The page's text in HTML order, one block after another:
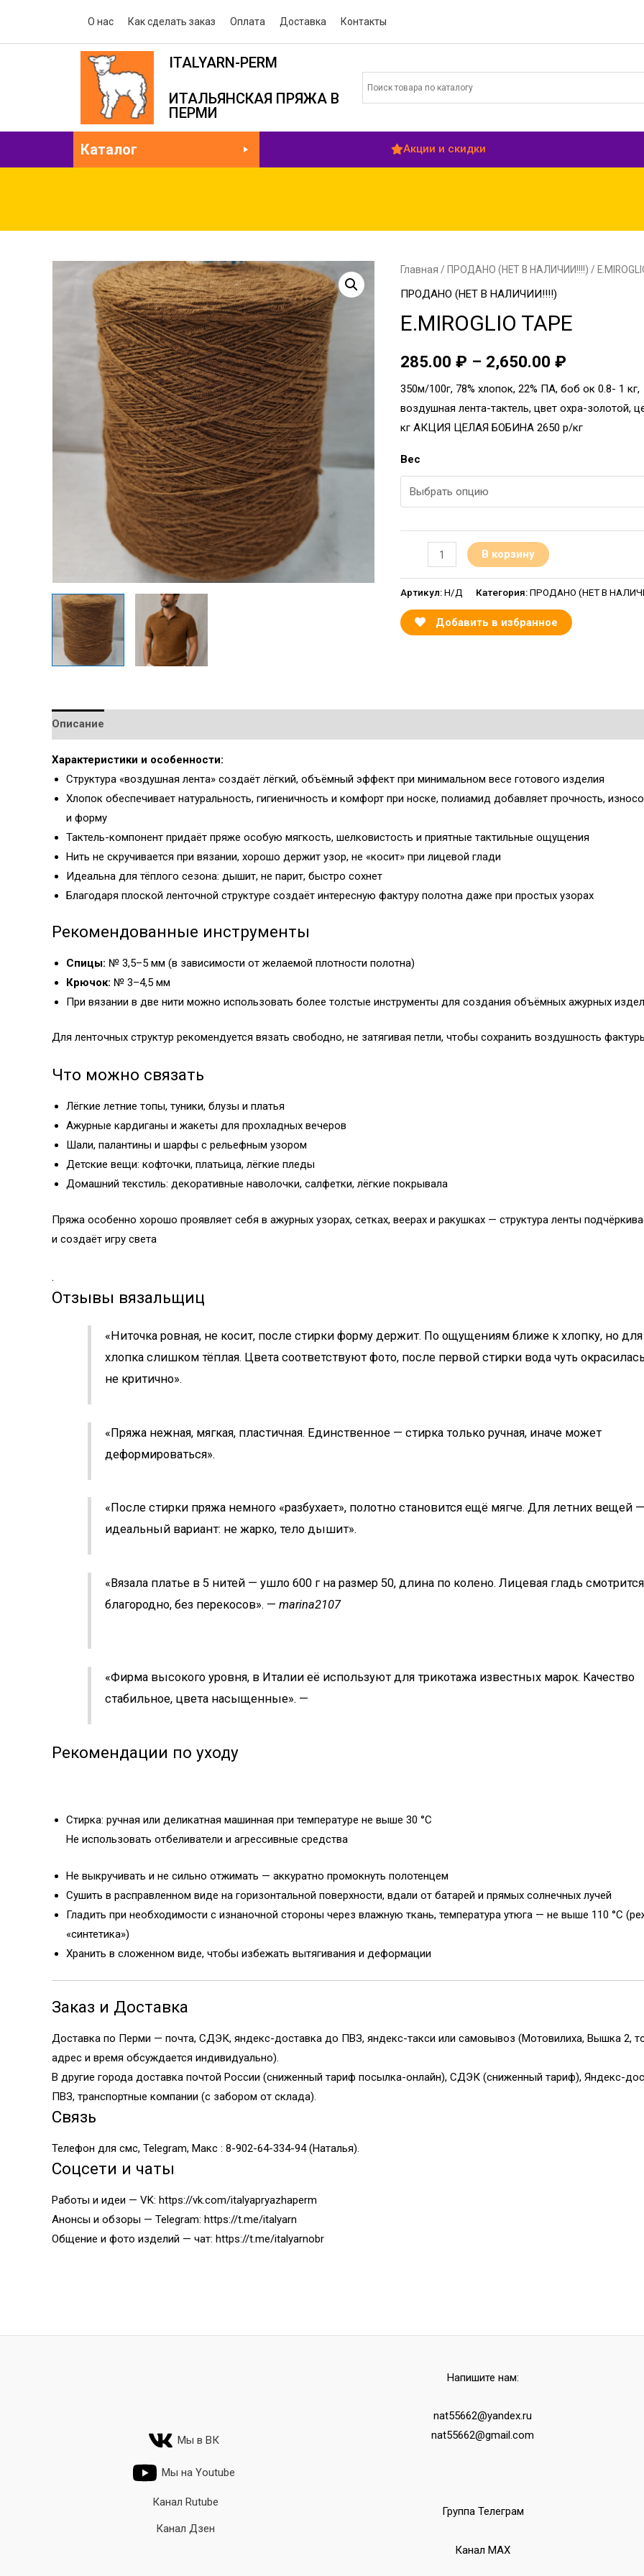
О нас Как сделать заказ Оплата Доставка Контакты
ITALYARN-PERM
ИТАЛЬЯНСКАЯ ПРЯЖА В
ПЕРМИ
Каталог Акции и скидки
Главная / ПРОДАНО (НЕТ В НАЛИЧИИ!!!!) /
ПРОДАНО (НЕТ В НАЛИЧИИ!!!!)
E.MIROGLIO TAPE
285.00₽ – 2,650.00₽
350м/100г, 78% хлопок, 22% ПА, боб ок 0.8- 1 кг,
воздушная лента-тактель, цвет охра-золотой,
кг АКЦИЯ ЦЕЛАЯ БОБИНА 2650 р/кг
Вес
В корзину
Артикул:Н/Д Категория:ПРОДАНО (НЕТ В
Добавить в избранное
Описание
Характеристики и особенности:
Структура «воздушная лента» создаёт лёгкий, объёмный эффект при минимальном весе готового изделия
Хлопок обеспечивает натуральность, гигиеничность и комфорт при носке, полиамид добавляет прочность,
и форму
Тактель-компонент придаёт пряже особую мягкость, шелковистость и приятные тактильные ощущения
Нить не скручивается при вязании, хорошо держит узор, не «косит» при лицевой глади
Идеальна для тёплого сезона: дышит, не парит, быстро сохнет
Благодаря плоской ленточной структуре создаёт интересную фактуру полотна даже при простых узорах
Рекомендованные инструменты
Спицы: № 3,5–5 мм (в зависимости от желаемой плотности полотна)
Крючок: № 3–4,5 мм
При вязании в две нити можно использовать более толстые инструменты для создания объёмных ажурных
Для ленточных структур рекомендуется вязать свободно, не затягивая петли, чтобы сохранить воздушность
Что можно связать
Лёгкие летние топы, туники, блузы и платья
Ажурные кардиганы и жакеты для прохладных вечеров
Шали, палантины и шарфы с рельефным узором
Детские вещи: кофточки, платьица, лёгкие пледы
Домашний текстиль: декоративные наволочки, салфетки, лёгкие покрывала
Пряжа особенно хорошо проявляет себя в ажурных узорах, сетках, веерах и ракушках — структура ленты
и создаёт игру света
.
Отзывы вязальщиц
«Ниточка ровная, не косит, после стирки форму держит. По ощущениям ближе к хлопку, но для
хлопка слишком тёплая. Цвета соответствуют фото, после первой стирки вода чуть
не критично».
«Пряжа нежная, мягкая, пластичная. Единственное — стирка только ручная, иначе может
деформироваться».
«После стирки пряжа немного «разбухает», полотно становится ещё мягче. Для летних вещей
идеальный вариант: не жарко, тело дышит».
«Вязала платье в 5 нитей — ушло 600 г на размер 50, длина по колено. Лицевая гладь смотрится
благородно, без перекосов». —marina2107
«Фирма высокого уровня, в Италии её используют для трикотажа известных марок. Качество
стабильное, цвета насыщенные». —
Рекомендации по уходу
Стирка: ручная или деликатная машинная при температуре не выше 30 °C
Не использовать отбеливатели и агрессивные средства
Не выкручивать и не сильно отжимать — аккуратно промокнуть полотенцем
Сушить в расправленном виде на горизонтальной поверхности, вдали от батарей и прямых солнечных лучей
Гладить при необходимости с изнаночной стороны через влажную ткань, температура утюга — не выше 110 °C
«синтетика»)
Хранить в сложенном виде, чтобы избежать вытягивания и деформации
Заказ и Доставка
Доставка по Перми — почта, СДЭК, яндекс-доставка до ПВЗ, яндекс-такси или самовывоз (Мотовилиха, Вышка 2,
адрес и время обсуждается индивидуально).
В другие города доставка почтой России (сниженный тариф посылка-онлайн), СДЭК (сниженный тариф), Яндекс-
ПВЗ, транспортные компании (с забором от склада).
Связь
Телефон для смс, Telegram, Макс : 8-902-64-334-94 (Наталья).
Соцсети и чаты
Работы и идеи — VK: https://vk.com/italyapryazhaperm
Анонсы и обзоры — Telegram: https://t.me/italyarn
Общение и фото изделий — чат: https://t.me/italyarnobr
Мы в ВК
Мы на Youtube
Канал Rutube
Канал Дзен
Напишите нам:
nat55662@yandex.ru
nat55662@gmail.com
Группа Телеграм
Канал МАХ